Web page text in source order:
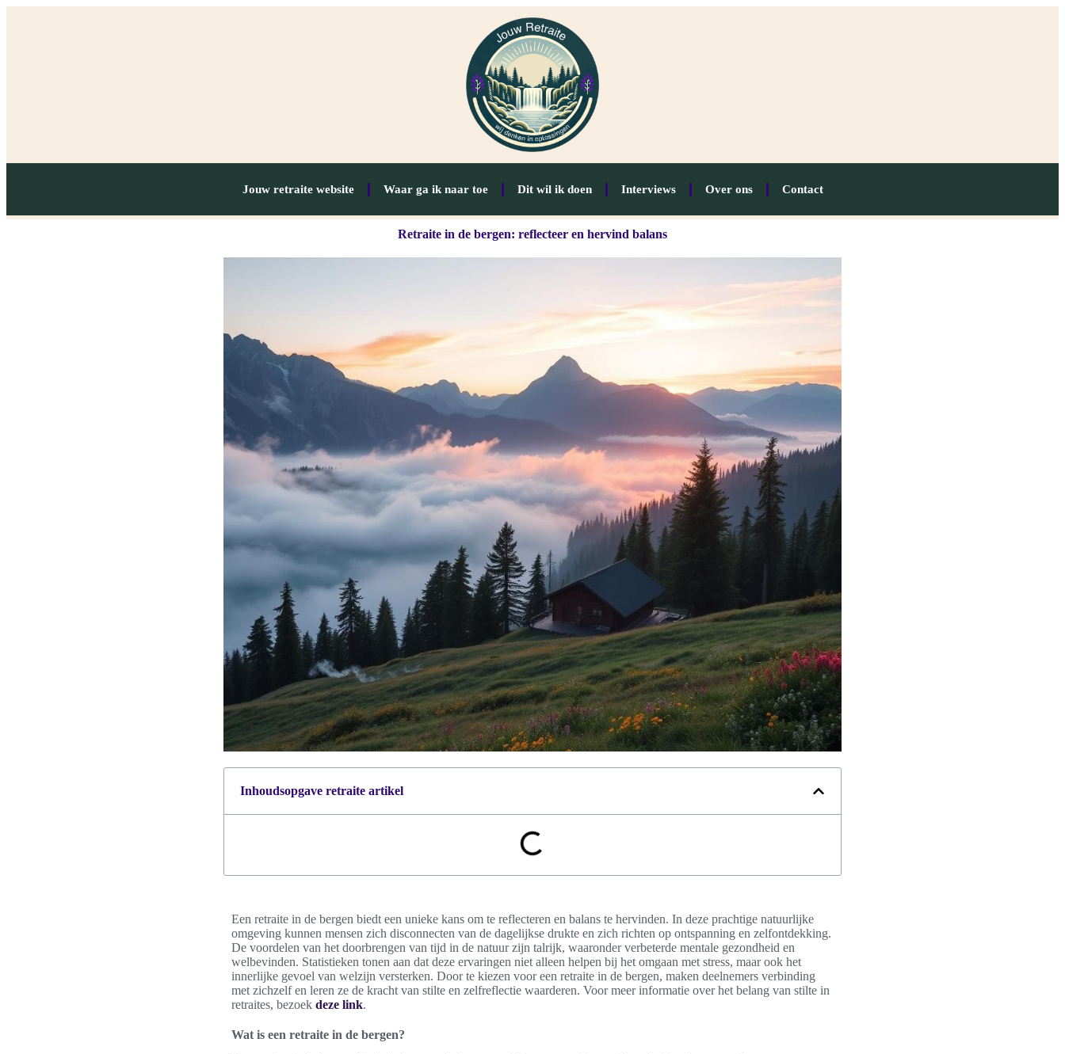
Jouw retraite website Waar ga ik naar toe Dit wil ik doen Interviews Over ons Contact
Retraite in de bergen: reflecteer en hervind balans
Inhoudsopgave retraite artikel
Een retraite in de bergen biedt een unieke kans om te reflecteren en balans te hervinden. In deze prachtige natuurlijke
omgeving kunnen mensen zich disconnecten van de dagelijkse drukte en zich richten op ontspanning en zelfontdekking.
De voordelen van het doorbrengen van tijd in de natuur zijn talrijk, waaronder verbeterde mentale gezondheid en
welbevinden. Statistieken tonen aan dat deze ervaringen niet alleen helpen bij het omgaan met stress, maar ook het
innerlijke gevoel van welzijn versterken. Door te kiezen voor een retraite in de bergen, maken deelnemers verbinding
met zichzelf en leren ze de kracht van stilte en zelfreflectie waarderen. Voor meer informatie over het belang van stilte in
retraites, bezoek deze link.
Wat is een retraite in de bergen?